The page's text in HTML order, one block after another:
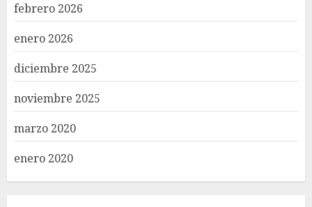
febrero 2026
enero 2026
diciembre 2025
noviembre 2025
marzo 2020
enero 2020